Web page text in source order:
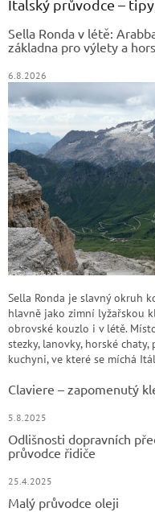
Italský průvodce –
Sella Ronda v létě:
základna pro výlety a
6.8.2026
Sella Ronda je slavný okruh
hlavně jako zimní lyžařskou
obrovské kouzlo i v létě.
stezky, lanovky, horské
kuchyni, ve které se míchá
Claviere – zapomenutý
5.8.2025
Odlišnosti dopravních
průvodce řidiče
25.4.2025
Malý průvodce oleji